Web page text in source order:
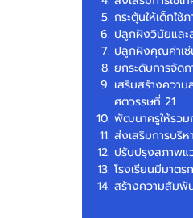
กระตุ้นให้เด็กใ
ปลูกฝังวินัยและ
ปลูกฝังคุณค่าเช่
ยกระดับการจัด
เสริมสร้างควา
ศตวรรษที่ 21
พัฒนาครูให้รวม
ส่งเสริมการบริ
ปรับปรุงสภาพแ
โรงเรียนมีมาตร
สร้างความสัมพั